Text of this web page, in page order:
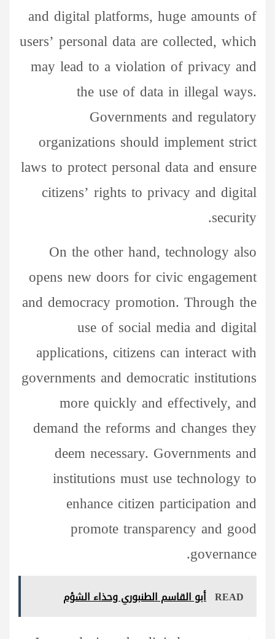
and digital platforms, huge amounts of
users’ personal data are collected, which
may lead to a violation of privacy and
the use of data in illegal ways.
Governments and regulatory
organizations should implement strict
laws to protect personal data and ensure
citizens’ rights to privacy and digital
security.
On the other hand, technology also
opens new doors for civic engagement
and democracy promotion. Through the
use of social media and digital
applications, citizens can interact with
governments and democratic institutions
more quickly and effectively, and
demand the reforms and changes they
deem necessary. Governments and
institutions must use technology to
enhance citizen participation and
promote transparency and good
governance.
READ أبو القاسم الطنبوري وحذاء الشؤم